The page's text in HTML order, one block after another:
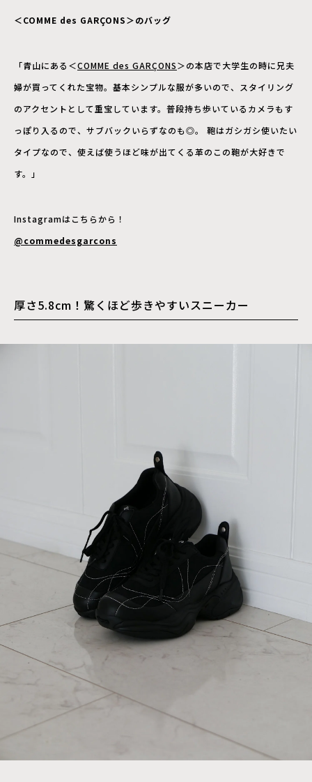
＜COMME des GARÇONS＞のバッグ
「青山にある＜COMME des GARÇONS＞の本店で大学生の時に兄夫
婦が買ってくれた宝物。基本シンプルな服が多いので、スタイリング
のアクセントとして重宝しています。普段持ち歩いているカメラもす
っぽり入るので、サブバックいらずなのも◎。 鞄はガシガシ使いたい
タイプなので、使えば使うほど味が出てくる革のこの鞄が大好きで
す。」
Instagramはこちらから！
@commedesgarcons
厚さ5.8cm！驚くほど歩きやすいスニーカー